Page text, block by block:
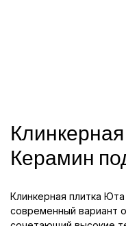
Керамин
Клинкерная плитка
современный вариант